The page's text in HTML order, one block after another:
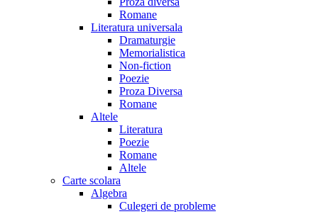
Romane
Literatura universala
Dramaturgie
Memorialistica
Non-fiction
Poezie
Proza Diversa
Romane
Altele
Literatura
Poezie
Romane
Altele
Carte scolara
Algebra
Culegeri de probleme